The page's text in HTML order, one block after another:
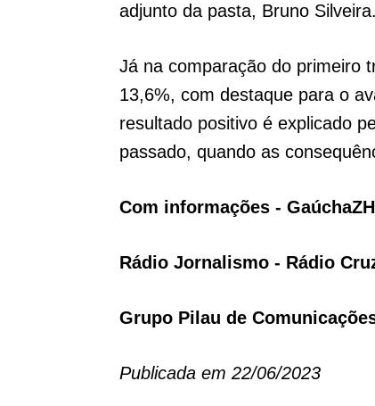
adjunto da pasta, Bruno Silveira.
Já na comparação do primeiro
13,6%, com destaque para o
resultado positivo é explicado
passado, quando as
Com informações - GaúchaZH
Rádio Jornalismo - Rádio
Grupo Pilau de
Publicada em 22/06/2023